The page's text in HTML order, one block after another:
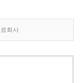
회사